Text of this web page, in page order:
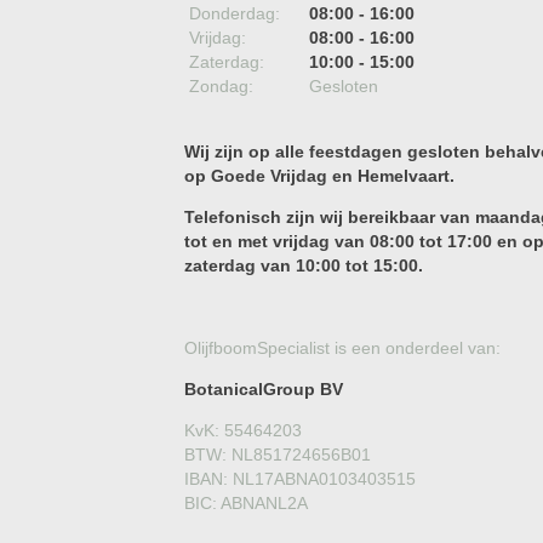
Donderdag:
08:00 - 16:00
Vrijdag:
08:00 - 16:00
Zaterdag:
10:00 - 15:00
Zondag:
Gesloten
Wij zijn op alle feestdagen gesloten
op Goede Vrijdag en Hemelvaart.
Telefonisch zijn wij bereikbaar van
tot en met vrijdag van 08:00 tot 17:00 en op
zaterdag van 10:00 tot 15:00.
OlijfboomSpecialist is een onderdeel van:
BotanicalGroup BV
KvK: 55464203
BTW: NL851724656B01
IBAN: NL17ABNA0103403515
BIC: ABNANL2A